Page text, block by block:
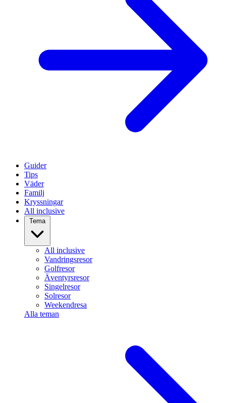
Guider
Tips
Väder
Familj
Kryssningar
All inclusive
Tema
All inclusive
Vandringsresor
Golfresor
Äventyrsresor
Singelresor
Solresor
Weekendresa
Alla teman